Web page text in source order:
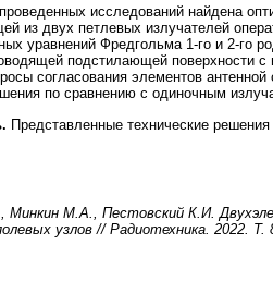
исследований найдена
из двух петлевых излучателей
уравнений Фредгольма 1-го и 2-
подстилающей поверхности
согласования элементов
по сравнению с одиночным
Представленные технические
Минкин М.А., Пестовский К.И.
узлов // Радиотехника. 2022.